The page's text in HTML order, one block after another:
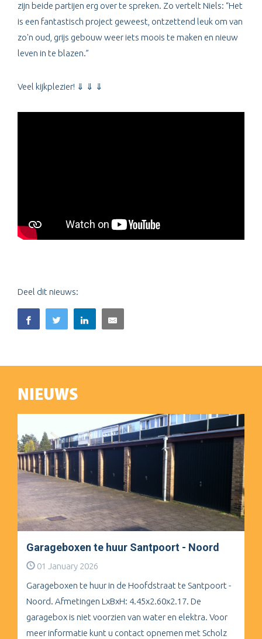
zijn beide partijen erg over te spreken. Zo vertelt Niels: “Het
is een fantastisch project geweest, ontzettend leuk om van
zo'n oud, grijs gebouw weer iets moois te maken en nieuw
leven in te blazen.”
Veel kijkplezier! ⇓ ⇓ ⇓
Deel dit nieuws:
NIEUWS
Garageboxen te huur Santpoort - Noord
01 January 2026
Garageboxen te huur in de Hoofdstraat te Santpoort -
Noord. Afmetingen LxBxH: 4.45x2.60x2.17. De
garagebox is niet voorzien van water en elektra. Voor
meer informatie kunt u contact opnemen met Scholz